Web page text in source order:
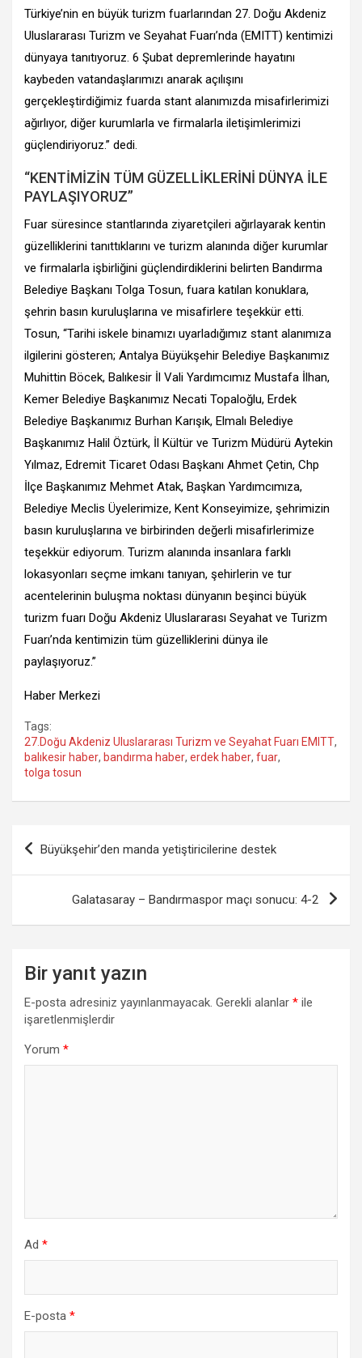
Türkiye’nin en büyük turizm fuarlarından 27. Doğu Akdeniz
Uluslararası Turizm ve Seyahat Fuarı’nda (EMITT) kentimizi
dünyaya tanıtıyoruz. 6 Şubat depremlerinde hayatını
kaybeden vatandaşlarımızı anarak açılışını
gerçekleştirdiğimiz fuarda stant alanımızda misafirlerimizi
ağırlıyor, diğer kurumlarla ve firmalarla iletişimlerimizi
güçlendiriyoruz.” dedi.
“KENTİMİZİN TÜM GÜZELLİKLERİNİ DÜNYA İLE
PAYLAŞIYORUZ”
Fuar süresince stantlarında ziyaretçileri ağırlayarak kentin
güzelliklerini tanıttıklarını ve turizm alanında diğer kurumlar
ve firmalarla işbirliğini güçlendirdiklerini belirten Bandırma
Belediye Başkanı Tolga Tosun, fuara katılan konuklara,
şehrin basın kuruluşlarına ve misafirlere teşekkür etti.
Tosun, “Tarihi iskele binamızı uyarladığımız stant alanımıza
ilgilerini gösteren; Antalya Büyükşehir Belediye Başkanımız
Muhittin Böcek, Balıkesir İl Vali Yardımcımız Mustafa İlhan,
Kemer Belediye Başkanımız Necati Topaloğlu, Erdek
Belediye Başkanımız Burhan Karışık, Elmalı Belediye
Başkanımız Halil Öztürk, İl Kültür ve Turizm Müdürü Aytekin
Yılmaz, Edremit Ticaret Odası Başkanı Ahmet Çetin, Chp
İlçe Başkanımız Mehmet Atak, Başkan Yardımcımıza,
Belediye Meclis Üyelerimize, Kent Konseyimize, şehrimizin
basın kuruluşlarına ve birbirinden değerli misafirlerimize
teşekkür ediyorum. Turizm alanında insanlara farklı
lokasyonları seçme imkanı tanıyan, şehirlerin ve tur
acentelerinin buluşma noktası dünyanın beşinci büyük
turizm fuarı Doğu Akdeniz Uluslararası Seyahat ve Turizm
Fuarı’nda kentimizin tüm güzelliklerini dünya ile
paylaşıyoruz.”
Haber Merkezi
Tags:
27.Doğu Akdeniz Uluslararası Turizm ve Seyahat Fuarı EMITT,
balıkesir haber, bandırma haber, erdek haber, fuar,
tolga tosun
Yazı
gezinmesi
Büyükşehir’den manda yetiştiricilerine destek
Galatasaray – Bandırmaspor maçı sonucu: 4-2
Bir yanıt yazın
E-posta adresiniz yayınlanmayacak. Gerekli alanlar * ile
işaretlenmişlerdir
Yorum *
Ad *
E-posta *